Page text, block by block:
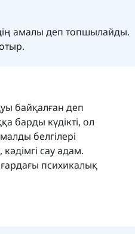
амалы деп топшылайды.
байқалған деп
барды күдікті, ол
белгілері
сау адам.
психикалық